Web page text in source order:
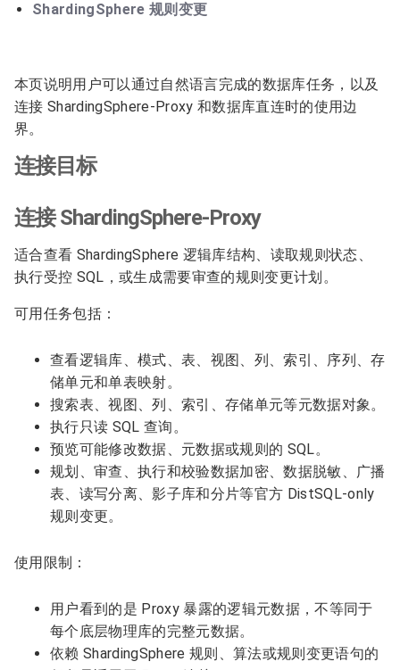
ShardingSphere 规则变更
本页说明用户可以通过自然语言完成的数据库任务，以及
连接 ShardingSphere-Proxy 和数据库直连时的使用边
界。
连接目标
连接 ShardingSphere-Proxy
适合查看 ShardingSphere 逻辑库结构、读取规则状态、
执行受控 SQL，或生成需要审查的规则变更计划。
可用任务包括：
查看逻辑库、模式、表、视图、列、索引、序列、存
储单元和单表映射。
搜索表、视图、列、索引、存储单元等元数据对象。
执行只读 SQL 查询。
预览可能修改数据、元数据或规则的 SQL。
规划、审查、执行和校验数据加密、数据脱敏、广播
表、读写分离、影子库和分片等官方 DistSQL-only
规则变更。
使用限制：
用户看到的是 Proxy 暴露的逻辑元数据，不等同于
每个底层物理库的完整元数据。
依赖 ShardingSphere 规则、算法或规则变更语句的